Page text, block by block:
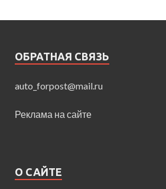
ОБРАТНАЯ СВЯЗЬ
auto_forpost@mail.ru
Реклама на сайте
О САЙТЕ